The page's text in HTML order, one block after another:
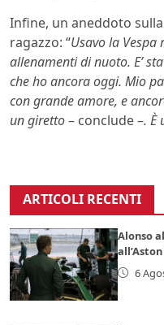
Infine, un aneddoto
ragazzo: “Usavo la
allenamenti di nuoto. E’
che ho ancora oggi. Mio
con grande amore, e
un giretto– conclude –. È
ARTICOLI RECENTI
Alonso
6